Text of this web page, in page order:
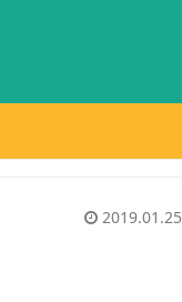
2019.01.25